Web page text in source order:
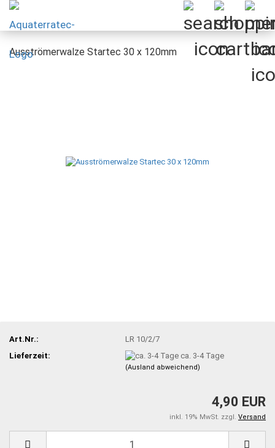
Ausströmerwalze Startec 30 x 120mm
Art.Nr.:
LR 10/2/7
Lieferzeit:
ca. 3-4 Tage
(Ausland abweichend)
4,90 EUR
inkl. 19% MwSt. zzgl. Versand